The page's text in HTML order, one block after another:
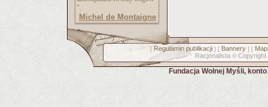
".
Michel de Montaigne
[ Regulamin publikacji] [ Bannery] [
Racjonalista © Copyright
Fundacja Wolnej Myśli,